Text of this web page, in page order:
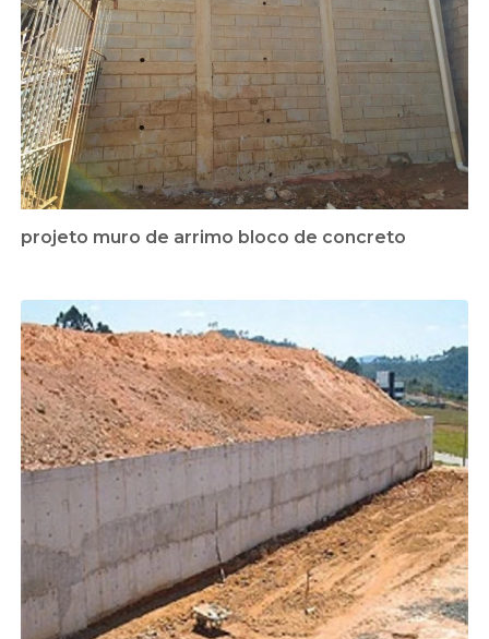
projeto muro de arrimo bloco de concreto